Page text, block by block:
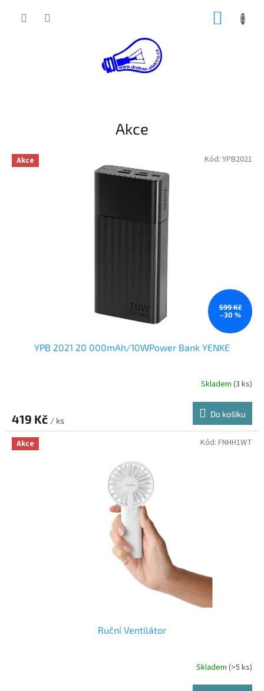
Akce
Akce
599 Kč
–30 %
YPB 2021 20 000mAh/10WPower Bank YENKE
Skladem (3 ks)
419 Kč / ks
Do košíku
Kód: YPB2021
Akce
Ruční Ventilátor
Skladem (>5 ks)
Kód: FNHH1WT